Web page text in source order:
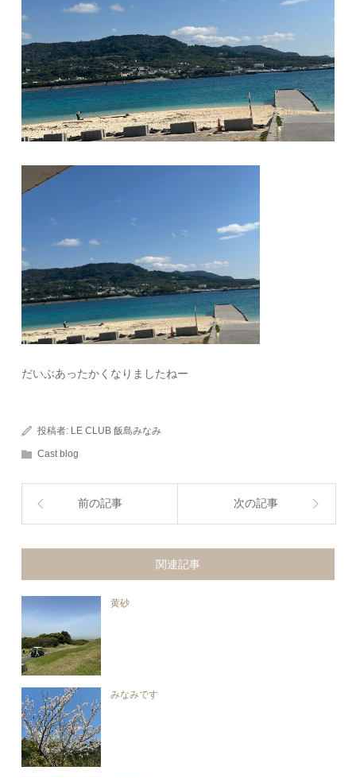
だいぶあったかくなりましたねー
投稿者: LE CLUB 飯島みなみ
Cast blog
前の記事 次の記事
関連記事
黄砂
みなみです